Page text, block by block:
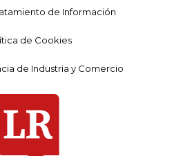
de Información
de Cookies
de Industria y Comercio